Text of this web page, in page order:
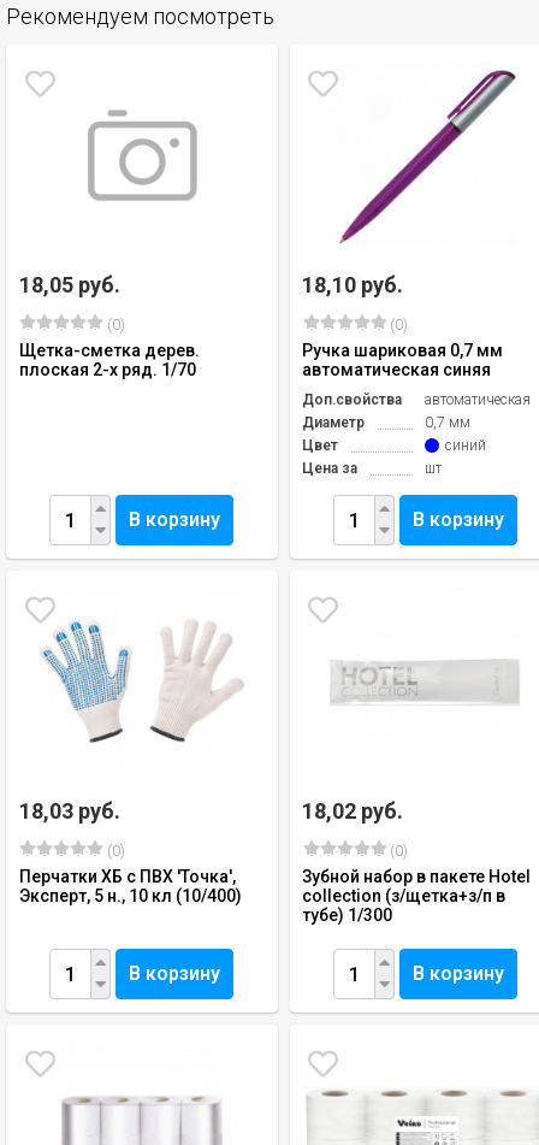
Рекомендуем посмотреть
18,05 руб.
(0)
Щетка-сметка дерев.
плоская 2-х ряд. 1/70
В корзину
18,10 руб.
(0)
Ручка шариковая 0,7 мм
автоматическая синяя
Доп.свойства
автоматическая
Диаметр
0,7 мм
Цвет
синий
Цена за
шт
В корзину
18,03 руб.
(0)
Перчатки ХБ с ПВХ 'Точка',
Эксперт, 5 н., 10 кл (10/400)
В корзину
18,02 руб.
(0)
Зубной набор в пакете Hotel
collection (з/щетка+з/п в
тубе) 1/300
В корзину